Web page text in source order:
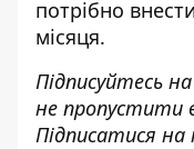
потрібно
місяця.
Підписуйтесь
не пропустити
Підписатися